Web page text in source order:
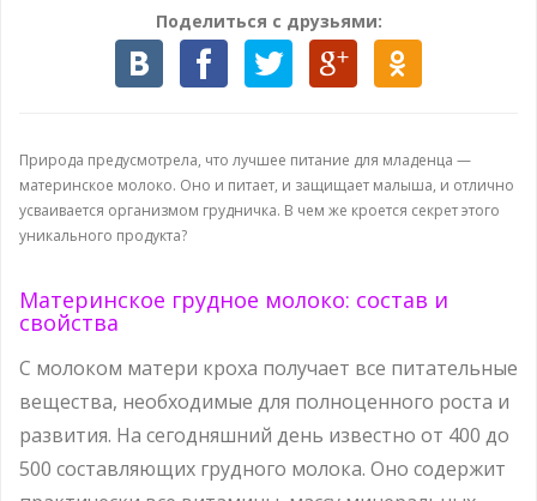
Поделиться с друзьями:
Природа предусмотрела, что лучшее питание для младенца —
материнское молоко. Оно и питает, и защищает малыша, и отлично
усваивается организмом грудничка. В чем же кроется секрет этого
уникального продукта?
Материнское грудное молоко: состав и
свойства
С молоком матери кроха получает все питательные
вещества, необходимые для полноценного роста и
развития. На сегодняшний день известно от 400 до
500 составляющих грудного молока. Оно содержит